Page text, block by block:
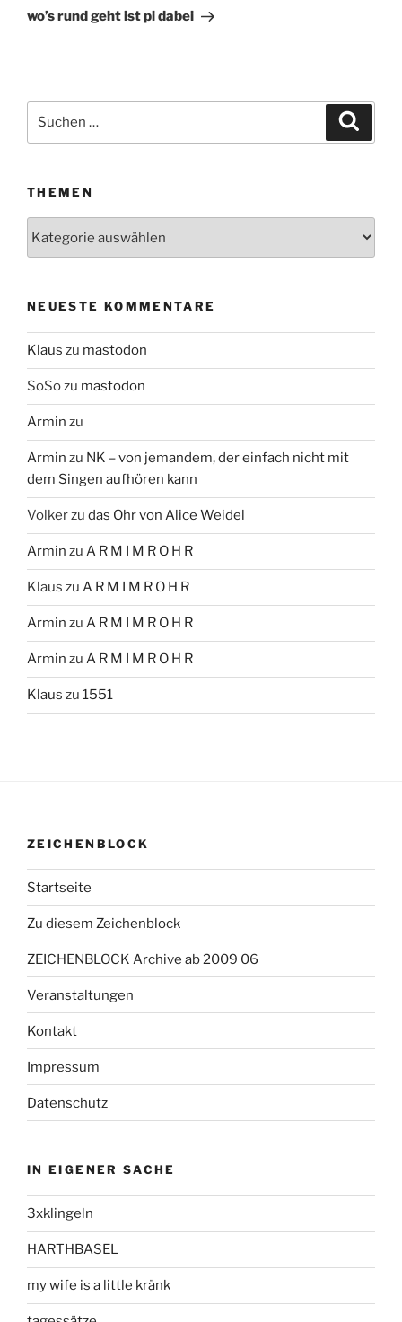
Beitrag
wo’s rund geht ist pi dabei
Suchen
THEMEN
NEUESTE KOMMENTARE
Klaus zu mastodon
SoSozu mastodon
Armin zu
Armin zu NK – von jemandem, der einfach nicht mit
dem Singen aufhören kann
Volkerzu das Ohr von Alice Weidel
Armin zu A R M I M R O H R
Klaus zu A R M I M R O H R
Armin zu A R M I M R O H R
Armin zu A R M I M R O H R
Klaus zu 1551
ZEICHENBLOCK
Startseite
Zu diesem Zeichenblock
ZEICHENBLOCK Archive ab 2009 06
Veranstaltungen
Kontakt
Impressum
Datenschutz
IN EIGENER SACHE
3xklingeln
HARTHBASEL
my wife is a little kränk